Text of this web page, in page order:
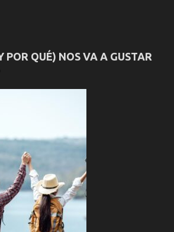
POR QUÉ) NOS VA A GUSTAR